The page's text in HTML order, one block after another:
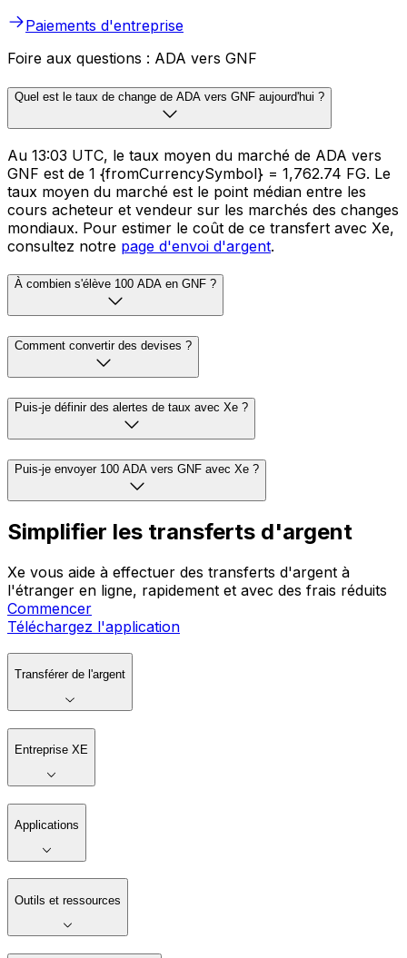
Paiements d'entreprise
Foire aux questions : ADA vers GNF
Quel est le taux de change de ADA vers GNF aujourd'hui ?
Au 13:03 UTC, le taux moyen du marché de ADA vers
GNF est de 1 {fromCurrencySymbol} = 1,762.74 FG. Le
taux moyen du marché est le point médian entre les
cours acheteur et vendeur sur les marchés des changes
mondiaux. Pour estimer le coût de ce transfert avec Xe,
consultez notre page d'envoi d'argent.
À combien s'élève 100 ADA en GNF ?
Comment convertir des devises ?
Puis-je définir des alertes de taux avec Xe ?
Puis-je envoyer 100 ADA vers GNF avec Xe ?
Simplifier les transferts d'argent
Xe vous aide à effectuer des transferts d'argent à
l'étranger en ligne, rapidement et avec des frais réduits
Commencer
Téléchargez l'application
Transférer de l'argent
Entreprise XE
Applications
Outils et ressources